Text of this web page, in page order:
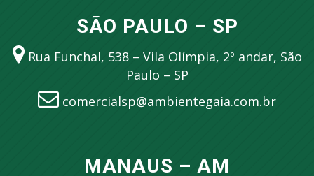
SÃO PAULO – SP
Rua Funchal, 538 – Vila Olímpia, 2º andar, São
Paulo – SP
comercialsp@ambientegaia.com.br
MANAUS – AM